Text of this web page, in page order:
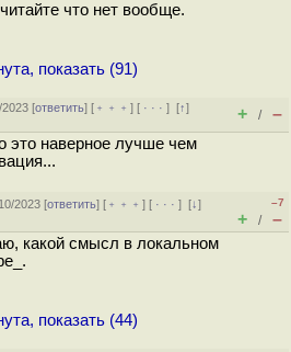
что нет вообще.
показать (91)
[ответить] [ ﹢﹢﹢] [ · · ·][↑]
+ / –
это наверное лучше чем
2023 [ответить] [ ﹢﹢﹢] [ · · ·][↓]
–7
+ / –
какой смысл в локальном
показать (44)